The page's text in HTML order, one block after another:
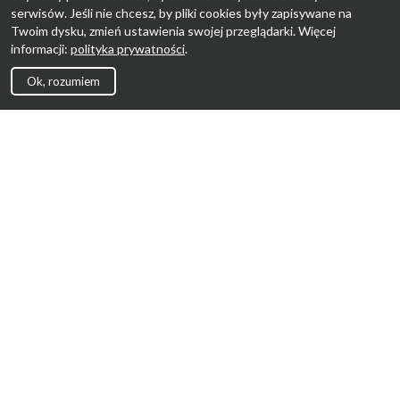
serwisów. Jeśli nie chcesz, by pliki cookies były zapisywane na
Twoim dysku, zmień ustawienia swojej przeglądarki. Więcej
informacji: polityka prywatności.
Ok, rozumiem